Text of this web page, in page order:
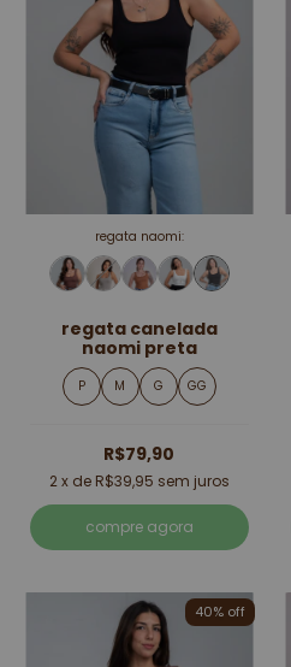
regata naomi:
regata canelada
naomi preta
P M G GG
R$79,90
2x de R$39,95 sem juros
compre agora
40% off